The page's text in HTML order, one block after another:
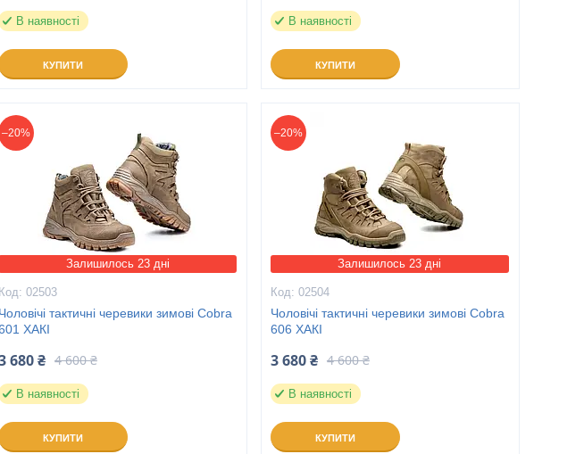
В наявності
КУПИТИ
В наявності
КУПИТИ
–20%
Залишилось 23 дні
02503
Чоловічі тактичні черевики зимові Cobra
ХАКІ
680 ₴ 4 600 ₴
В наявності
КУПИТИ
–20%
Залишилось 23 дні
02504
Чоловічі тактичні черевики зимові Cobra
606 ХАКІ
3 680 ₴ 4 600 ₴
В наявності
КУПИТИ